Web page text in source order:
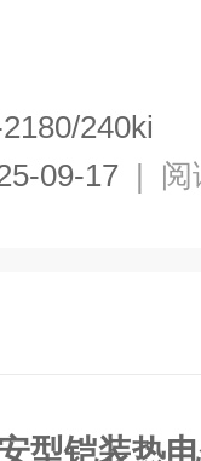
240ki
09-17 | 阅
型铠装热